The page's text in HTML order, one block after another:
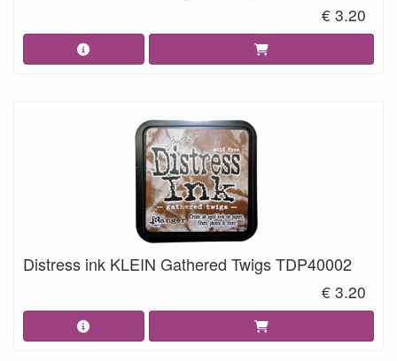
€ 3.20
Distress ink KLEIN Gathered Twigs TDP40002
€ 3.20